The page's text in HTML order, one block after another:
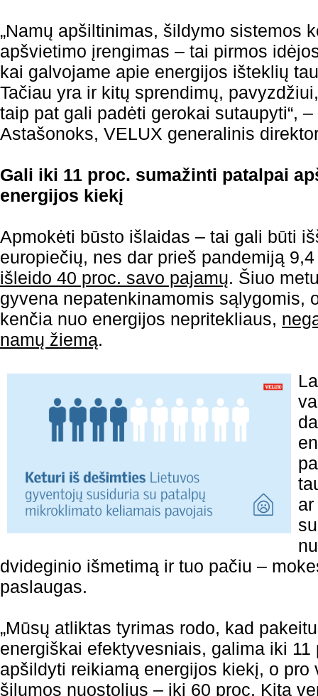
„Namų apšiltinimas, šildymo sistemos
apšvietimo įrengimas – tai pirmos
kai galvojame apie energijos išteklių
Tačiau yra ir kitų sprendimų,
taip pat gali padėti gerokai sutaupyti“,
Astašonoks, VELUX generalinis
Gali iki 11 proc. sumažinti patalpai
energijos kiekį
Apmokėti būsto išlaidas – tai gali būti
europiečių, nes dar prieš pandemiją
išleido 40 proc. savo pajamų. Šiuo
gyvena nepatenkinamomis sąlygomis,
kenčia nuo energijos nepritekliaus,
namų žiemą.
dvideginio išmetimą ir tuo pačiu –
paslaugas.
„Mūsų atliktas tyrimas rodo, kad
energiškai efektyvesniais, galima iki
apšildyti reikiamą energijos kiekį, o
šilumos nuostolius – iki 60 proc. Kita